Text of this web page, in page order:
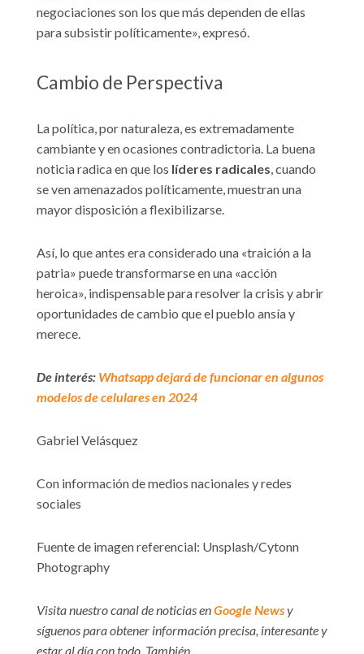
negociaciones son los que más dependen de ellas
para subsistir políticamente», expresó.
Cambio de Perspectiva
La política, por naturaleza, es extremadamente
cambiante y en ocasiones contradictoria. La buena
noticia radica en que los líderes radicales , cuando
se ven amenazados políticamente, muestran una
mayor disposición a flexibilizarse.
Así, lo que antes era considerado una «traición a la
patria» puede transformarse en una «acción
heroica», indispensable para resolver la crisis y abrir
oportunidades de cambio que el pueblo ansía y
merece.
De interés: Whatsapp dejará de funcionar en algunos
modelos de celulares en 2024
Gabriel Velásquez
Con información de medios nacionales y redes
sociales
Fuente de imagen referencial: Unsplash/Cytonn
Photography
Visita nuestro canal de noticias enGoogle Newsy
síguenos para obtener información precisa, interesante y
estar al día con todo. También